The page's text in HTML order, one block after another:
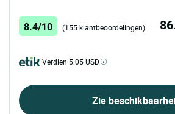
8.4/10 (155 klantbeoordelingen)
Verdien 5.05 USD
Zie